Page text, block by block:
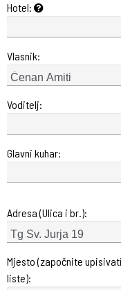
Hotel:
Vlasnik:
Voditelj:
Glavni kuhar:
Adresa (Ulica i br.):
Mjesto (započnite
liste):